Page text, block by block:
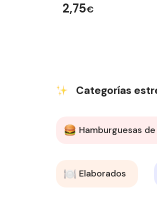
2,75€
Categorías
Hamburguesas
Elaborados